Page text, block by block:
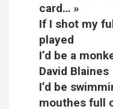
card… »
If I shot my
played
I’d be a
David Blaines
I’d be
mouthes full